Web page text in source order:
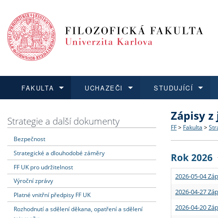
FAKULTA
Dozvědět se více
Struktura
Strategie
Podpora
UCHAZEČI
Podat přihlášku
Co
Učitelské
STUDUJÍCÍ
Dozvědět se více
Rigorózní
Dozvědět se více
O vědě a
Granty a
Dozvědět se více
Aktuální
Strategie a další dokumenty
Bezpečnost
Strategické a dlouhodobé záměry
FF UK pro udržitelnost
Výroční zprávy
Platné vnitřní předpisy FF UK
Rozhodnutí a sdělení děkana, opatření a sdělení
Zápisy
FF > Fakulta >
Rok 2026
2026-05-04
2026-04-27
2026-04-20